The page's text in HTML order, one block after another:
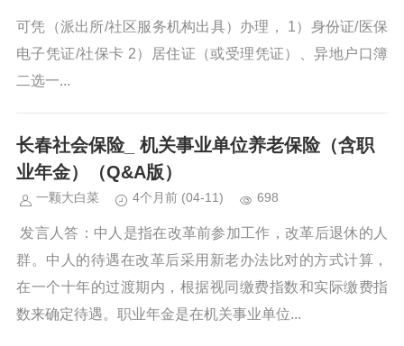
可凭（派出所/社区服务机构出具）办理， 1）身份证/医保
电子凭证/社保卡 2）居住证（或受理凭证）、异地户口簿
二选一...
长春社会保险_ 机关事业单位养老保险（含职
业年金）（Q&A版）
一颗大白菜 4个月前 (04-11) 698
​​ 发言人答：中人是指在改革前参加工作，改革后退休的人
群。中人的待遇在改革后采用新老办法比对的方式计算，
在一个十年的过渡期内，根据视同缴费指数和实际缴费指
数来确定待遇。职业年金是在机关事业单位...